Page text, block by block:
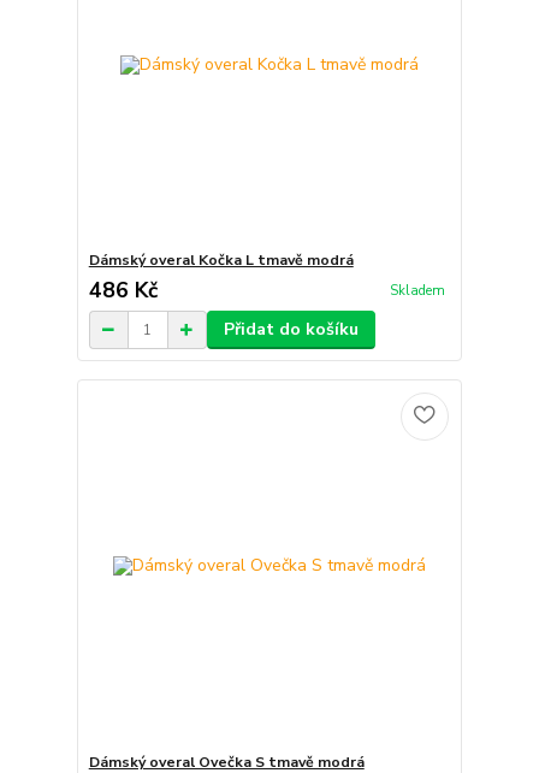
Dámský overal Kočka L tmavě modrá
486 Kč Skladem
Přidat do košíku
Dámský overal Ovečka S tmavě modrá